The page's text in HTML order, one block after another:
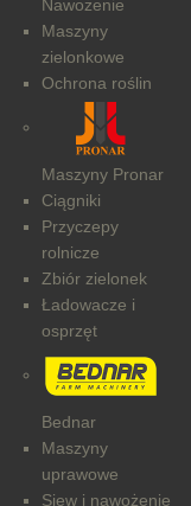
Nawożenie
Maszyny
zielonkowe
Ochrona roślin
Maszyny Pronar
Ciągniki
Przyczepy
rolnicze
Zbiór zielonek
Ładowacze i
osprzęt
Bednar
Maszyny
uprawowe
Siew i nawożenie